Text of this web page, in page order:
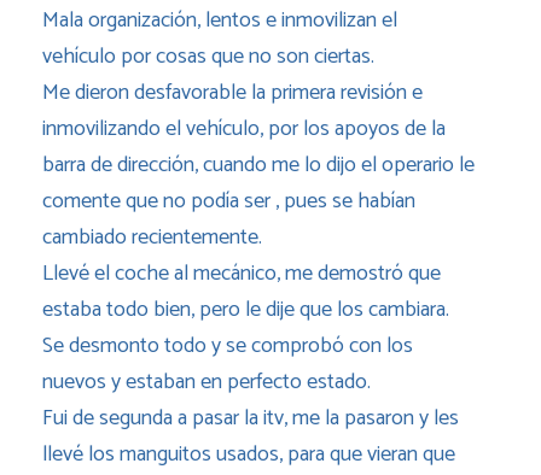
Mala organización, lentos e inmovilizan el
vehículo por cosas que no son ciertas.
Me dieron desfavorable la primera revisión e
inmovilizando el vehículo, por los apoyos de la
barra de dirección, cuando me lo dijo el operario le
comente que no podía ser , pues se habían
cambiado recientemente.
Llevé el coche al mecánico, me demostró que
estaba todo bien, pero le dije que los cambiara.
Se desmonto todo y se comprobó con los
nuevos y estaban en perfecto estado.
Fui de segunda a pasar la itv, me la pasaron y les
llevé los manguitos usados, para que vieran que